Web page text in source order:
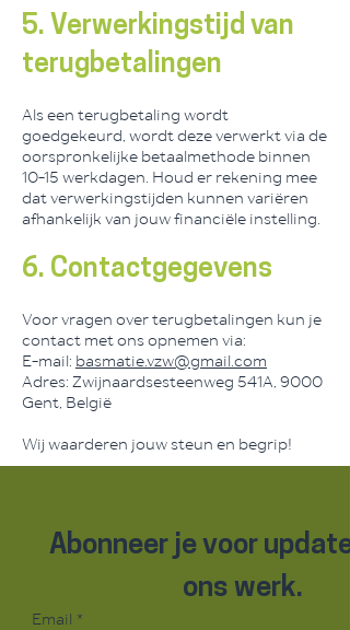
5. Verwerkingstijd van
terugbetalingen
Als een terugbetaling wordt
goedgekeurd, wordt deze verwerkt via de
oorspronkelijke betaalmethode binnen
10-15 werkdagen. Houd er rekening mee
dat verwerkingstijden kunnen variëren
afhankelijk van jouw financiële instelling.
6. Contactgegevens
Voor vragen over terugbetalingen kun je
contact met ons opnemen via:
E-mail: basmatie.vzw@gmail.com
Adres: Zwijnaardsesteenweg 541A, 9000
Gent, België
Wij waarderen jouw steun en begrip!
Abonneer je voor
ons werk.
Email *